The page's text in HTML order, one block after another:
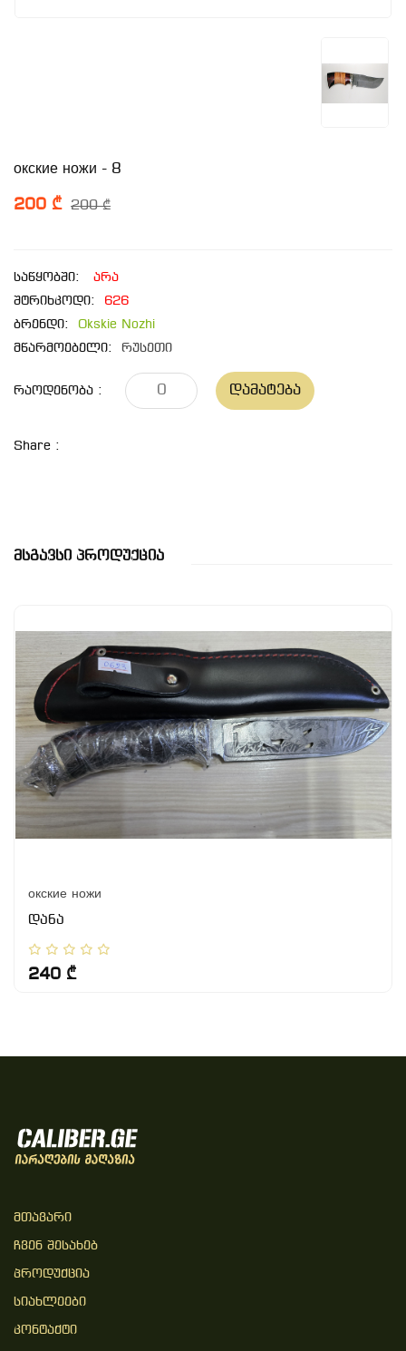
окские ножи - 8
200 ₾ 200 ₾
საწყობში:
არა
შტრიხკოდი:
626
ბრენდი:
Okskie Nozhi
მწარმოებელი:
რუსეთი
Რაოდენობა : Დამატება
Share :
Მსგავსი Პროდუქცია
окские ножи
დანა
240 ₾
Მთავარი
Ჩვენ Შესახებ
Პროდუქცია
Სიახლეები
Კონტაქტი